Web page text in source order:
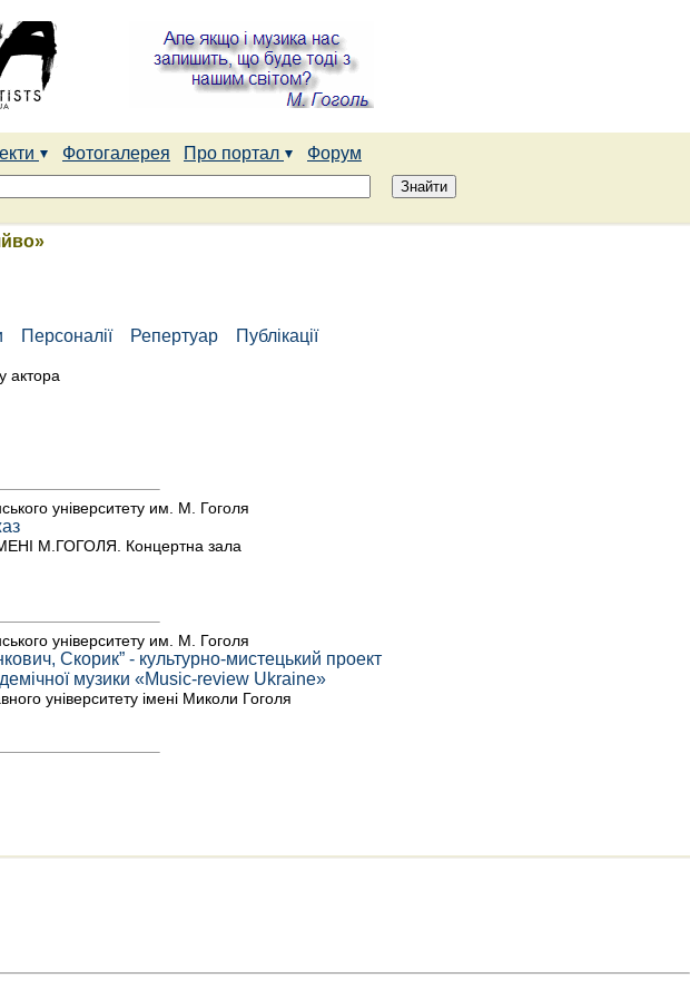
Фотогалерея Про портал
Форум
Персоналії Репертуар Публікації
актора
університету им. М. Гоголя
М.ГОГОЛЯ. Концертна зала
університету им. М. Гоголя
Скорик” - культурно-мистецький проект
музики «Music-review Ukraine»
університету імені Миколи Гоголя